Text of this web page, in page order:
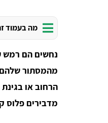
מה בעמוד
נחשים הם רמש
מהמסתור שלהם
הרחוב או
מדבירים פלוס